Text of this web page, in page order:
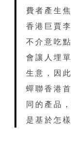
費者產生
香港巨賈
不介意吃
會讓人埋
生意，因
蟬聯香港
同的產品
是基於怎